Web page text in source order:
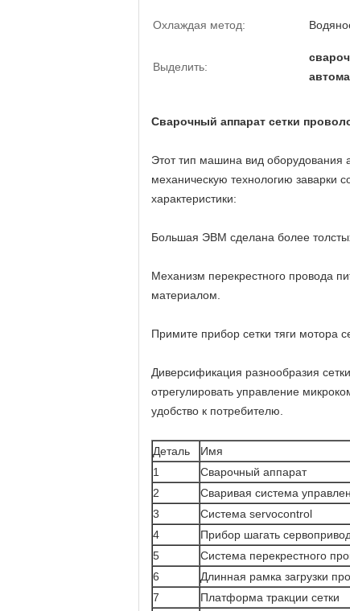
Охлаждая метод:
Выделить:
Сварочный аппарат сетки
Этот тип машина вид оборудования
механическую технологию заварки
характеристики:
Большая ЭВМ сделана более
Механизм перекрестного провода
материалом.
Примите прибор сетки тяги мотора
Диверсификация разнообразия
отрегулировать управление
удобство к потребителю.
Деталь Имя
1
Сварочный аппарат
2
Сваривая система
3
Система servocontrol
4
Прибор шагать
5
Система перекрестного
6
Длинная рамка загрузки
7
Платформа тракции сетки